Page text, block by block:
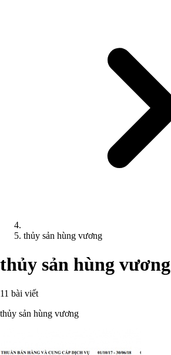
thủy sản hùng vương
thủy sản hùng vương
11 bài viết
thủy sản hùng vương